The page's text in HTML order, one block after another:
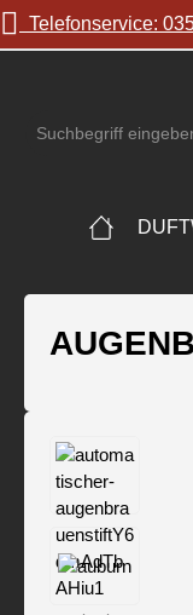
Hauptinhalt springen
Zur Suche springen
Zur
Telefonservice:
Bildergalerie